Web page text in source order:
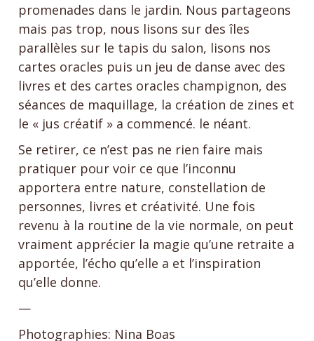
promenades dans le jardin. Nous partageons
mais pas trop, nous lisons sur des îles
parallèles sur le tapis du salon, lisons nos
cartes oracles puis un jeu de danse avec des
livres et des cartes oracles champignon, des
séances de maquillage, la création de zines et
le « jus créatif » a commencé. le néant.
Se retirer, ce n’est pas ne rien faire mais
pratiquer pour voir ce que l’inconnu
apportera entre nature, constellation de
personnes, livres et créativité. Une fois
revenu à la routine de la vie normale, on peut
vraiment apprécier la magie qu’une retraite a
apportée, l’écho qu’elle a et l’inspiration
qu’elle donne.
—
Photographies: Nina Boas